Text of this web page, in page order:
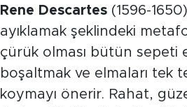
Rene Descartes (1596-
ayıklamak şeklindeki
çürük olması bütün
boşaltmak ve elmaları tek
koymayı önerir. Rahat,